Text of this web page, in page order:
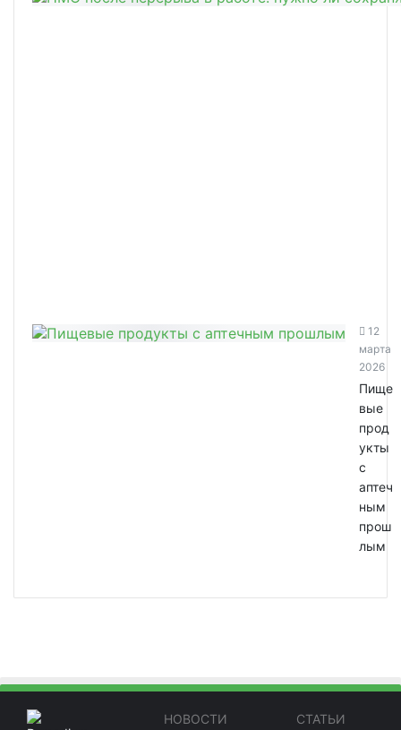
12
марта
2026
Пище
вые
прод
укты
с
аптеч
ным
прош
лым
НОВОСТИ
СТАТЬИ